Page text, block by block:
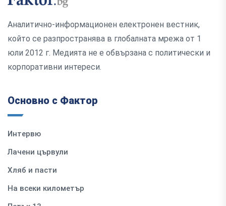
Аналитично-информационен електронен вестник,
който се разпространява в глобалната мрежа от 1
юли 2012 г. Медията не е обвързана с политически и
корпоративни интереси.
Основно с Фактор
Интервю
Лачени цървули
Хляб и пасти
На всеки километър